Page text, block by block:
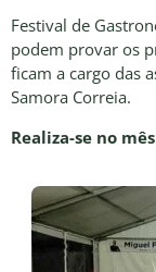
Festival de
podem provar os
ficam a cargo das
Samora Correia.
Realiza-se no